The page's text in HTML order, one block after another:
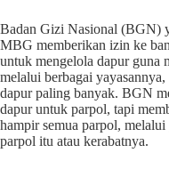
Badan Gizi Nasional (BGN)
MBG memberikan izin ke
untuk mengelola dapur
melalui berbagai
dapur paling banyak. BGN
dapur untuk parpol, tapi
hampir semua parpol,
parpol itu atau kerabatnya.